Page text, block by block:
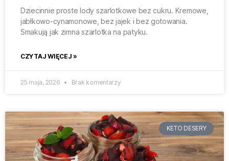
Dziecinnie proste lody szarlotkowe bez cukru. Kremowe,
jabłkowo-cynamonowe, bez jajek i bez gotowania.
Smakują jak zimna szarlotka na patyku.
CZYTAJ WIĘCEJ »
25 maja, 2026 Brak komentarzy
KETO DESERY